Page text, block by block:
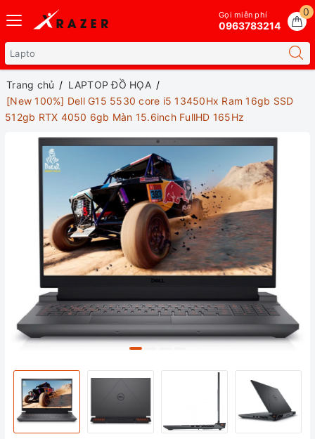
0
Gọi miễn phí
0963783214
Trang chủ
LAPTOP ĐỒ HỌA
[New 100%] Dell G15 5530 core i5 13450Hx Ram 16gb SSD
512gb RTX 4050 6gb Màn 15.6inch FullHD 165Hz